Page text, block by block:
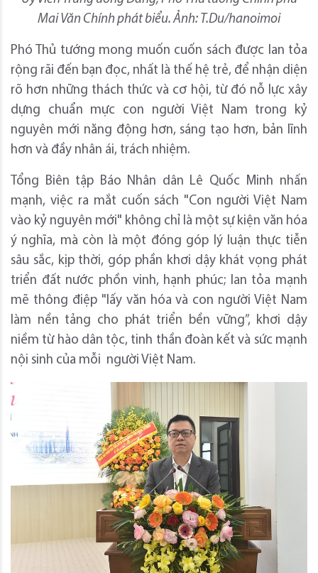
Mai Văn Chính phát biểu. Ảnh: T.Du/hanoimoi
Phó Thủ tướng mong muốn cuốn sách được lan tỏa
rộng rãi đến bạn đọc, nhất là thế hệ trẻ, để nhận diện
rõ hơn những thách thức và cơ hội, từ đó nỗ lực xây
dựng chuẩn mực con người Việt Nam trong kỷ
nguyên mới năng động hơn, sáng tạo hơn, bản lĩnh
hơn và đầy nhân ái, trách nhiệm.
Tổng Biên tập Báo Nhân dân Lê Quốc Minh nhấn
mạnh, việc ra mắt cuốn sách "Con người Việt Nam
vào kỷ nguyên mới" không chỉ là một sự kiện văn hóa
ý nghĩa, mà còn là một đóng góp lý luận thực tiễn
sâu sắc, kịp thời, góp phần khơi dậy khát vọng phát
triển đất nước phồn vinh, hạnh phúc; lan tỏa mạnh
mẽ thông điệp "lấy văn hóa và con người Việt Nam
làm nền tảng cho phát triển bền vững”, khơi dậy
niềm từ hào dân tộc, tinh thần đoàn kết và sức mạnh
nội sinh của mỗi người Việt Nam.